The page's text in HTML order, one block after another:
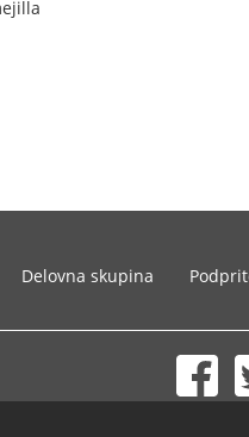
Delovna skupina